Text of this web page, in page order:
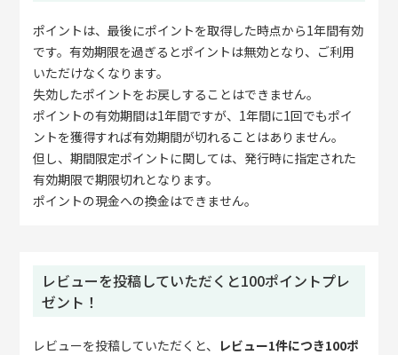
ポイントは、最後にポイントを取得した時点から1年間有効
です。有効期限を過ぎるとポイントは無効となり、ご利用
いただけなくなります。
失効したポイントをお戻しすることはできません。
ポイントの有効期間は1年間ですが、1年間に1回でもポイ
ントを獲得すれば有効期間が切れることはありません。
但し、期間限定ポイントに関しては、発行時に指定された
有効期限で期限切れとなります。
ポイントの現金への換金はできません。
レビューを投稿していただくと100ポイントプレ
ゼント！
レビューを投稿していただくと、
レビュー1件につき100ポ